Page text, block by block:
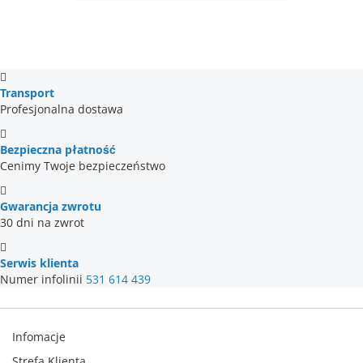
Transport
Profesjonalna dostawa
Bezpieczna płatność
Cenimy Twoje bezpieczeństwo
Gwarancja zwrotu
30 dni na zwrot
Serwis klienta
Numer infolinii 531 614 439
Infomacje